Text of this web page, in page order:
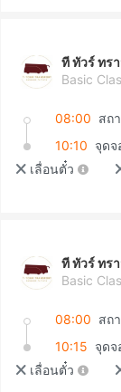
ที ทัวร์ ทร
Basic
08:00 สถ
10:10 จุด
เลื่อนตั๋ว
ที ทัวร์ ทร
Basic
08:00 สถ
10:15 จุดจ
เลื่อนตั๋ว